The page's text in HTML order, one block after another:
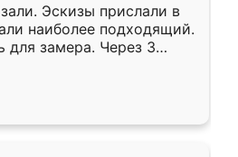
Эскизы прислали в
наиболее подходящий.
для замера. Через 3
уже готова. Остались
Спасибо Ренессанс
работу!